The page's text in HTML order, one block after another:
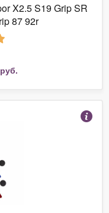
X2.5 S19 Grip SR
87 92r
руб.